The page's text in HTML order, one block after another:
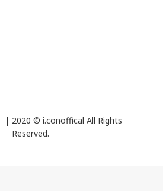
| 2020 © i.conoffical All Rights
Reserved.